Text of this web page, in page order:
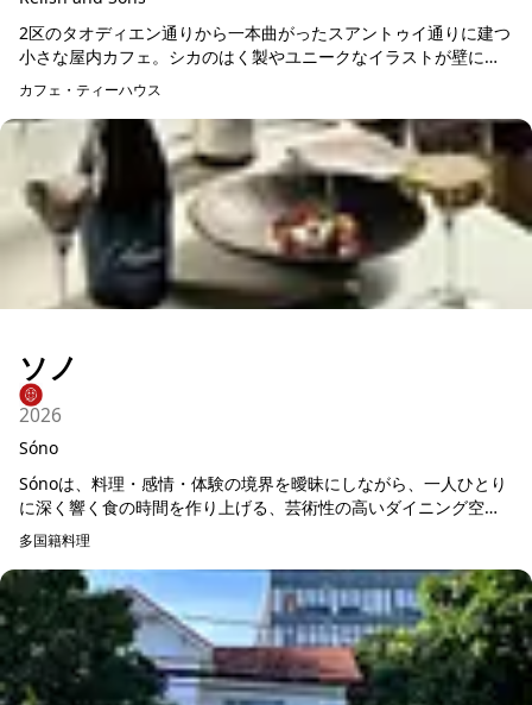
2区のタオディエン通りから一本曲がったスアントゥイ通りに建つ
小さな屋内カフェ。シカのはく製やユニークなイラストが壁に描
かれている店内はシンプルだから気軽に足を運べます。週末は小
さな子供連れのファ...
カフェ・ティーハウス
ソノ
2026
Sóno
Sónoは、料理・感情・体験の境界を曖昧にしながら、一人ひとり
に深く響く食の時間を作り上げる、芸術性の高いダイニング空間
です。このレストランでは、一皿一皿が単なる料理ではなく、味
覚・視覚・感性を...
多国籍料理